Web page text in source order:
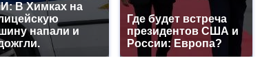
В Химках на
напали и
Где будет встреча
президентов США и
России: Европа?